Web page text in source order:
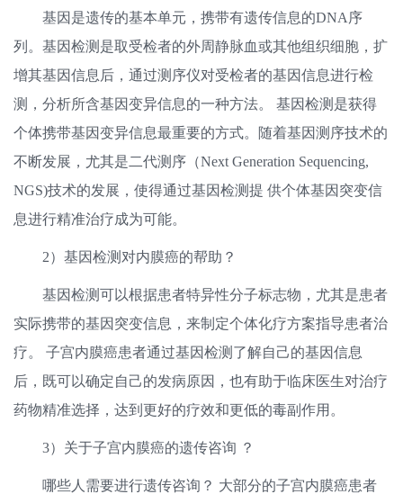
基因是遗传的基本单元，携带有遗传信息的DNA序
列。基因检测是取受检者的外周静脉血或其他组织细胞，扩
增其基因信息后，通过测序仪对受检者的基因信息进行检
测，分析所含基因变异信息的一种方法。 基因检测是获得
个体携带基因变异信息最重要的方式。随着基因测序技术的
不断发展，尤其是二代测序（Next Generation Sequencing,
NGS)技术的发展，使得通过基因检测提 供个体基因突变信
息进行精准治疗成为可能。
2）基因检测对内膜癌的帮助？
基因检测可以根据患者特异性分子标志物，尤其是患者
实际携带的基因突变信息，来制定个体化疗方案指导患者治
疗。 子宫内膜癌患者通过基因检测了解自己的基因信息
后，既可以确定自己的发病原因，也有助于临床医生对治疗
药物精准选择，达到更好的疗效和更低的毒副作用。
3）关于子宫内膜癌的遗传咨询 ？
哪些人需要进行遗传咨询？ 大部分的子宫内膜癌患者